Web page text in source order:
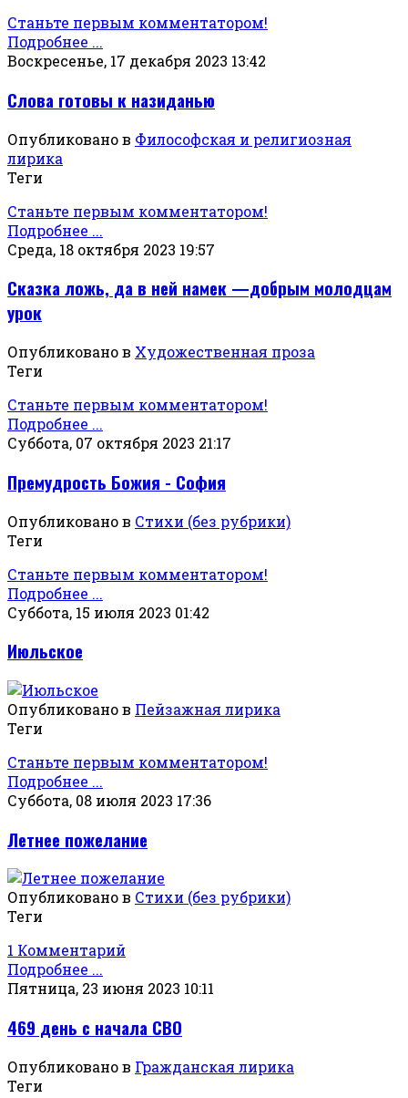
Станьте первым комментатором!
Подробнее ...
Воскресенье, 17 декабря 2023 13:42
Слова готовы к назиданью
Опубликовано в Философская и религиозная
лирика
Теги
Станьте первым комментатором!
Подробнее ...
Среда, 18 октября 2023 19:57
Сказка ложь, да в ней намек —добрым молодцам
урок
Опубликовано в Художественная проза
Теги
Станьте первым комментатором!
Подробнее ...
Суббота, 07 октября 2023 21:17
Премудрость Божия - София
Опубликовано в Стихи (без рубрики)
Теги
Станьте первым комментатором!
Подробнее ...
Суббота, 15 июля 2023 01:42
Июльское
Опубликовано в Пейзажная лирика
Теги
Станьте первым комментатором!
Подробнее ...
Суббота, 08 июля 2023 17:36
Летнее пожелание
Опубликовано в Стихи (без рубрики)
Теги
1 Комментарий
Подробнее ...
Пятница, 23 июня 2023 10:11
469 день с начала СВО
Опубликовано в Гражданская лирика
Теги